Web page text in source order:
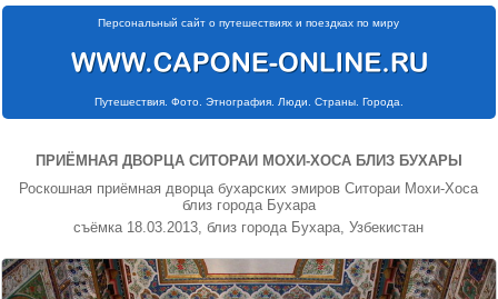
Персональный сайт о путешествиях и поездках по миру
Путешествия. Фото. Этнография. Люди. Страны. Города.
ПРИЁМНАЯ ДВОРЦА СИТОРАИ МОХИ-ХОСА БЛИЗ БУХАРЫ
Роскошная приёмная дворца бухарских эмиров Ситораи Мохи-Хоса
близ города Бухара
съёмка 18.03.2013, близ города Бухара, Узбекистан